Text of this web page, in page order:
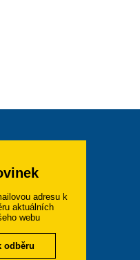
adresu k
aktuálních
webu
odběru